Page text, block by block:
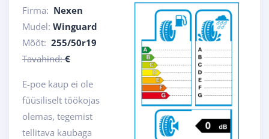
Firma: Nexen
Mudel: Winguard
Mõõt: 255/50r19
Tavahind:€
E-poe kaup ei ole
füüsiliselt töökojas
olemas, tegemist
tellitava kaubaga